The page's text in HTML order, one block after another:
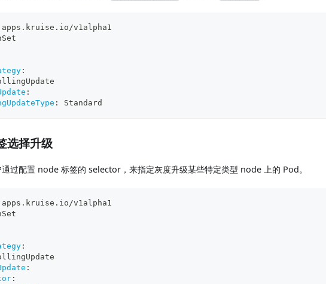
apps.kruise.io/v1alpha1
:
:
: Standard
选择升级
过配置 node 标签的 selector，来指定灰度升级某些特定类型 node 上的 Pod。
apps.kruise.io/v1alpha1
:
:
: